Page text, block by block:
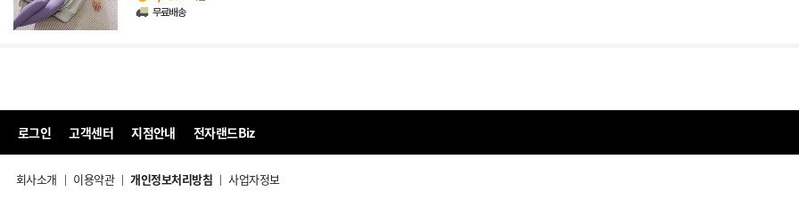
무료배송
로그인 고객센터 지점안내 전자랜드Biz
회사소개 | 이용약관 | 개인정보처리방침 | 사업자정보